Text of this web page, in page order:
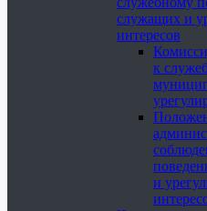
служащих и
интересов
к
и